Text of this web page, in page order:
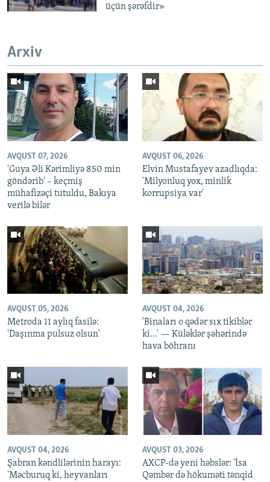
üçün şərəfdir»
Arxiv
AVQUST 07, 2026
'Guya Əli Kərimliyə 850 min
göndərib' – keçmiş
mühafizəçi tutuldu, Bakıya
verilə bilər
AVQUST 06, 2026
Elvin Mustafayev azadlıqda:
'Milyonluq yox, minlik
korrupsiya var'
AVQUST 05, 2026
Metroda 11 aylıq fasilə:
'Daşınma pulsuz olsun'
AVQUST 04, 2026
'Binaları o qədər sıx tikiblər
ki...' — Küləklər şəhərində
hava böhranı
AVQUST 04, 2026
Şabran kəndlilərinin harayı:
'Məcburuq ki, heyvanları
AVQUST 03, 2026
AXCP-də yeni həbslər: 'İsa
Qəmbər də hökuməti tənqid